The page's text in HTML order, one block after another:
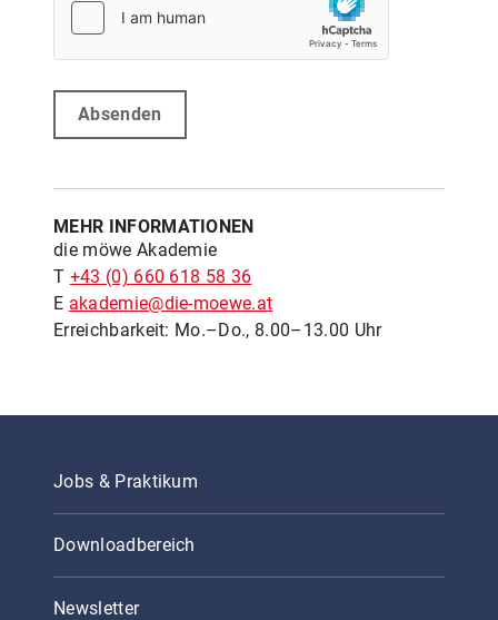
Absenden
MEHR INFORMATIONEN
die möwe Akademie
T +43 (0) 660 618 58 36
E akademie@die-moewe.at
Erreichbarkeit: Mo.–Do., 8.00–13.00 Uhr
Jobs & Praktikum
Downloadbereich
Newsletter